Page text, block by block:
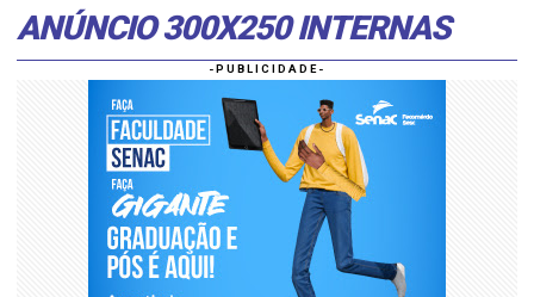
ANÚNCIO 300X250 INTERNAS